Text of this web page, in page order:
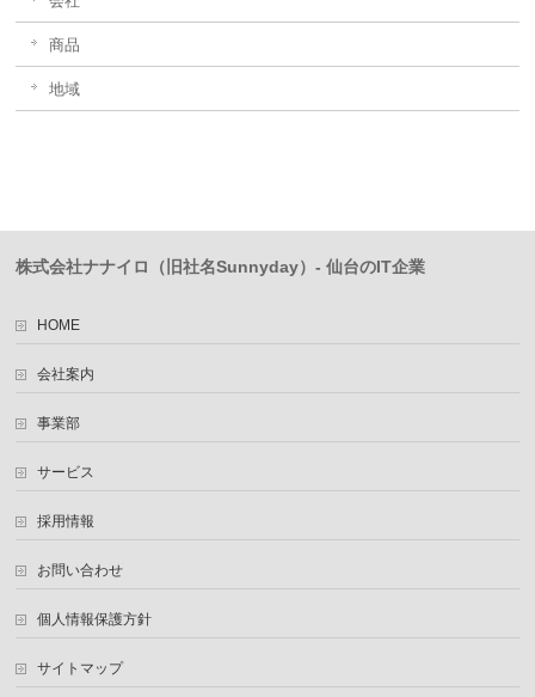
商品
地域
株式会社ナナイロ（旧社名Sunnyday）- 仙台のIT企業
HOME
会社案内
事業部
サービス
採用情報
お問い合わせ
個人情報保護方針
サイトマップ